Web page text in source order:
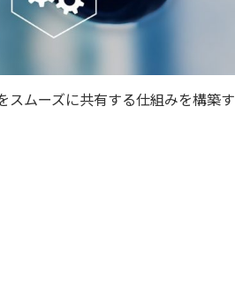
スムーズに共有する仕組みを構築す